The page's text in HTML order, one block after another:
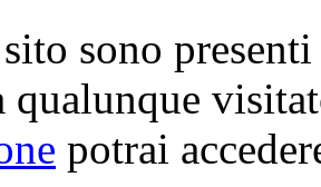
sono
potrai